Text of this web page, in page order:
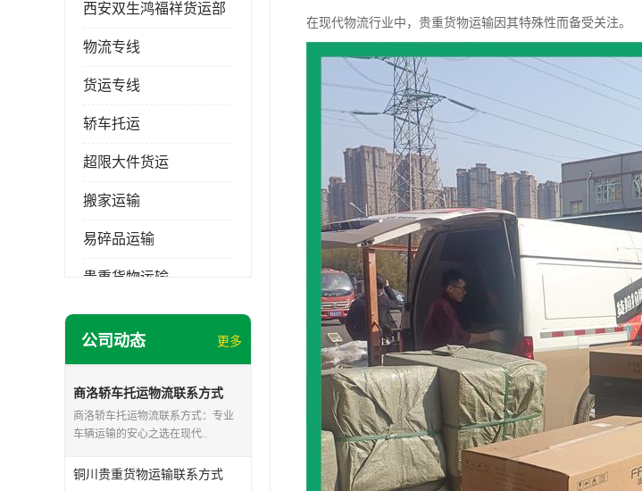
西安双生鸿福祥货运部
物流专线
货运专线
轿车托运
超限大件货运
搬家运输
易碎品运输
贵重货物运输
普通货物
危险品运输
公司动态 更多
商洛轿车托运物流联系方式
商洛轿车托运物流联系方式：专业
车辆运输的安心之选在现代..
铜川贵重货物运输联系方式
在现代物流行业中，贵重货物运输因其特殊性而备受关注。